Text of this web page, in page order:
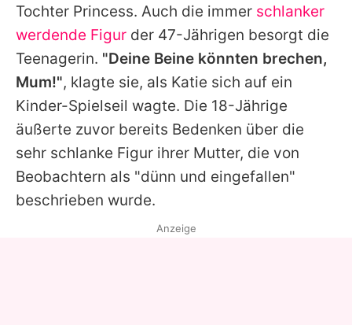
Tochter Princess. Auch die immer schlanker
werdende Figur der 47-Jährigen besorgt die
Teenagerin. "Deine Beine könnten brechen,
Mum!", klagte sie, als Katie sich auf ein
Kinder-Spielseil wagte. Die 18-Jährige
äußerte zuvor bereits Bedenken über die
sehr schlanke Figur ihrer Mutter, die von
Beobachtern als "dünn und eingefallen"
beschrieben wurde.
Anzeige